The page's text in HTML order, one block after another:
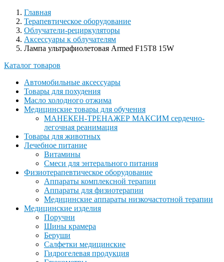
Главная
Терапевтическое оборудование
Облучатели-рециркуляторы
Аксессуары к облучателям
Лампа ультрафиолетовая Armed F15T8 15W
Каталог товаров
Автомобильные аксессуары
Товары для похудения
Масло холодного отжима
Медицинские товары для обучения
МАНЕКЕН-ТРЕНАЖЕР МАКСИМ сердечно-
легочная реанимация
Товары для животных
Лечебное питание
Витамины
Смеси для энтерального питания
Физиотерапевтическое оборудование
Аппараты комплексной терапии
Аппараты для физиотерапии
Медицинские аппараты низкочастотной терапии
Медицинские изделия
Поручни
Шины крамера
Беруши
Салфетки медицинские
Гидрогелевая продукция